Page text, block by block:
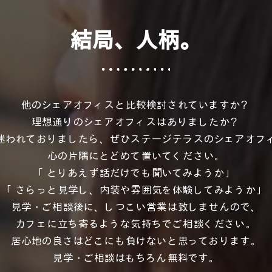
結局、人柄。
他のシェアオフィスと比較検討されていますか？
理想通りのシェアオフィスはありましたか？
われておりましたら、ぜひステージテラスのシェアオフ
心の片隅にとどめて置いてください。
「とりあえず話だけでも聞いてみようか」
「さらっと見学し、内装や雰囲気を体験してみようか」
見学・ご相談後に、しつこい営業は致しませんので、
カフェに立ち寄るような気持ちでご相談ください。
居心地の良さはどこにも負けないと思っております。
見学・ご相談はもちろん無料です。